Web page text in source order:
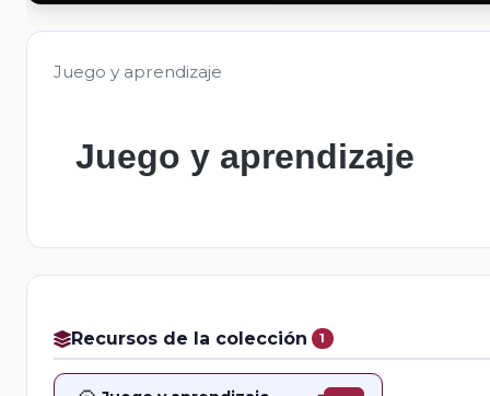
Juego y aprendizaje
Juego y aprendizaje
Recursos de la colección 1